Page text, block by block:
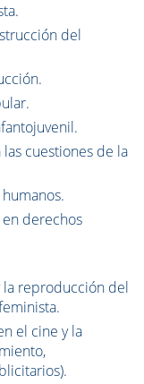
del
cuestiones de la
derechos
la reproducción del
el cine y la